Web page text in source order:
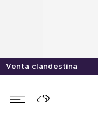
Venta clandestina